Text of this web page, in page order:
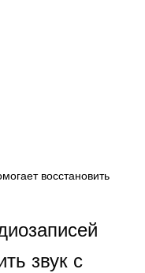
восстановить
звук с